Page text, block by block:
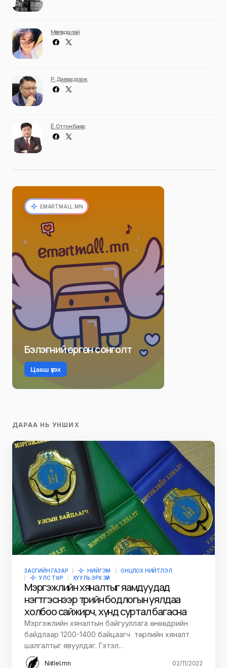
Мөнгөндалай
Р. Даваадорж
Ё. Отгонбаяр
EMARTMALL.MN
Бэлэгний өргөн сонголт
Цааш үзэх
ДАРАА НЬ УНШИХ
ЗАСГИЙН ГАЗАР НИЙГЭМ
ОНЦЛОХ НИЙТЛЭЛ
УЛС ТӨР
ХУУЛЬ ЭРХ ЗҮЙ
Мэргэжлийн хяналтыг яамдуудад
нэгтгэснээр төрийн бодлогын уялдаа
холбоо сайжирч, хүнд суртал багасна
Мэргэжлийн хяналтын байгууллага өнөөдрийн
байдлаар 1200-1400 байцаагч төрлийн хяналт
шалгалтыг явуулдаг. Гэтэл…
Niitlel.mn 02/11/2022